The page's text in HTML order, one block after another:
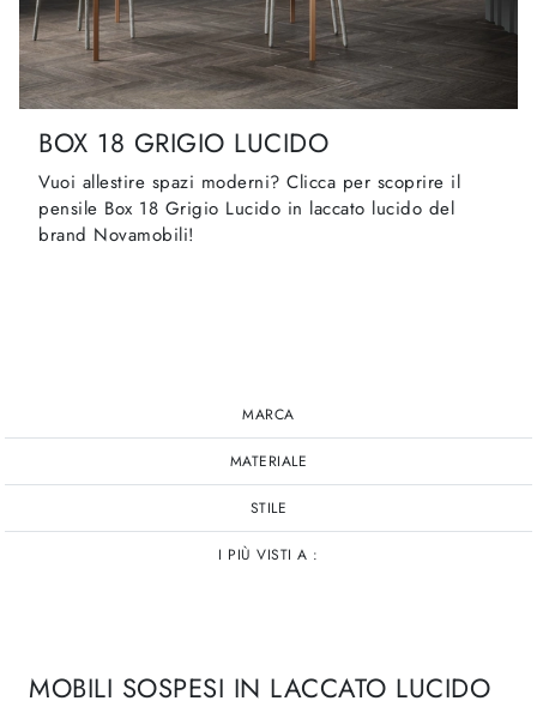
MARCA
MATERIALE
STILE
I PIÙ VISTI A :
BOX 18 GRIGIO LUCIDO
Vuoi allestire spazi moderni? Clicca per scoprire il
pensile Box 18 Grigio Lucido in laccato lucido del
brand Novamobili!
MOBILI SOSPESI IN LACCATO LUCIDO